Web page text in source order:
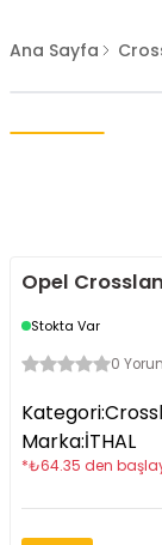
Ana Sayfa
Opel
Stokta Var
0
Kategori:
Marka:İTHAL
*₺64.35 den